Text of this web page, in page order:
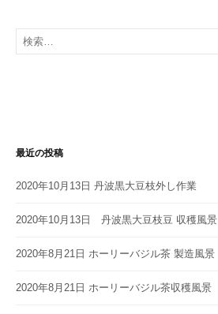
検
索:
最近の投稿
2020年10月13日 丹波黒大豆枝外し作業
2020年10月13日 丹波黒大豆枝豆 収穫風景
2020年8月21日 ホーリーバジル茶 製造風景
2020年8月21日 ホーリーバジル茶収穫風景